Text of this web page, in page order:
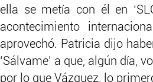
ella se metía con él en
acontecimiento
aprovechó. Patricia dijo
‘Sálvame’ a que, algún día,
por lo que Vázquez, lo